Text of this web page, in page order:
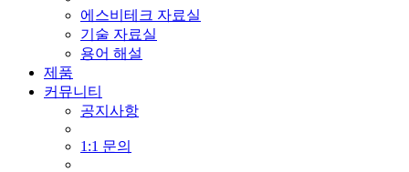
에스비테크 자료실
기술 자료실
용어 해설
제품
커뮤니티
공지사항
1:1 문의